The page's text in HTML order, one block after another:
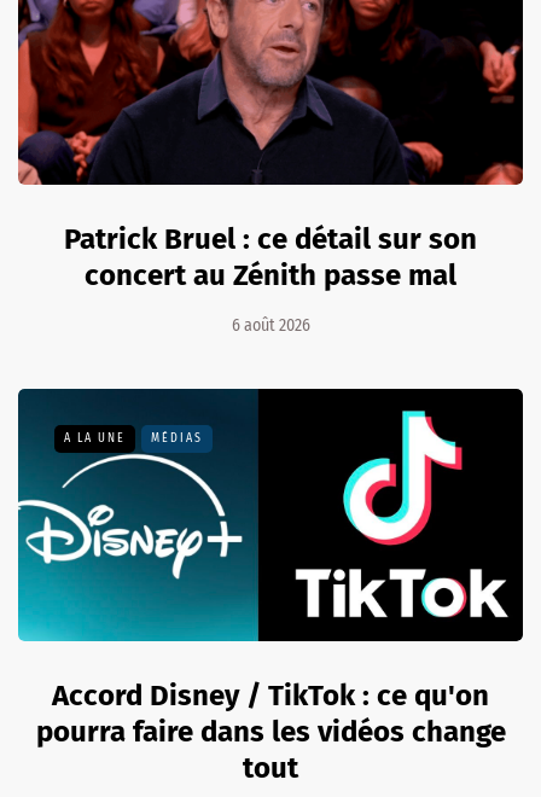
Patrick Bruel : ce détail sur son
concert au Zénith passe mal
6 août 2026
A LA UNE MÉDIAS
Accord Disney / TikTok : ce qu'on
pourra faire dans les vidéos change
tout